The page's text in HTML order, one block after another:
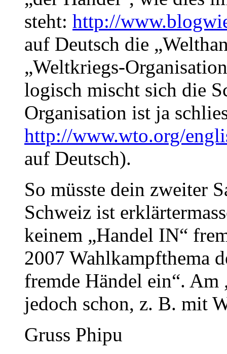
steht: http://
auf Deutsch die
„Weltkriegs-
logisch mischt sich die
Organisation ist ja
http://www.wto.org/
auf Deutsch).
So müsste dein zweiter
Schweiz ist
keinem „Handel IN“
2007 Wahlkampfthema
fremde Händel ein“.
jedoch schon, z. B. mit
Gruss Phipu